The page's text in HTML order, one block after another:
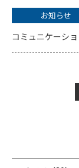
お知らせ
コミュニケーシ